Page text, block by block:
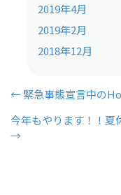
2019年4月
2019年2月
2018年12月
稿
← 緊急事態宣言中の
今年もやります！！
→